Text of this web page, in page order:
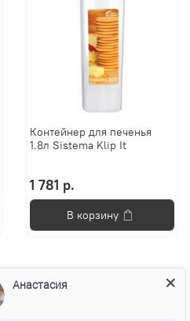
Контейнер для печенья
1.8л Sistema Klip It
1 781 р.
В корзину
Анастасия